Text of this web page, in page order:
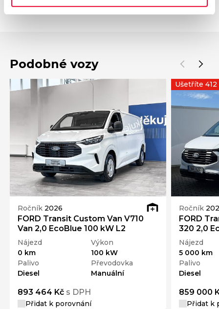
smlouvy.
Podobné vozy
Ročník 2026
FORD Transit Custom Van V710
Van 2,0 EcoBlue 100 kW L2
Nájezd
0 km
Výkon
100 kW
Palivo
Diesel
Převodovka
Manuální
893 464 Kč s DPH
Přidat k porovnání
Ročník
FORD
320 2,0
Nájezd
5 000 km
Palivo
Diesel
859 000
Přidat k
Ušetříte 412